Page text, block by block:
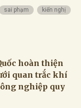
sai phạm
kiến nghị
hoàn thiện
quan trắc khí
nghiệp quy